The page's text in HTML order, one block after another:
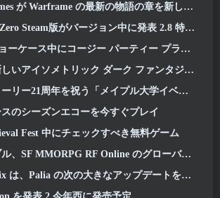
Warframe の最新の物語の章を新しいアニメ短編で公開
Steam版がバージョン中に発表 2.8 特別プログラム
ージー パーティー プラットフォーマー ゲーム Totopia を発表, ベータ版の募集を開始
メトリック ダーク ファンタジー MMORPG を発表, 無冠の残り火
リー21周年を祝う「メイプル大学イベント」
のシーズンエコーを今すぐプレイ
Fest 中にチェックすべき無料ゲーム
MMORPG RF Online のグローバル版事前登録を発表 Next
の次の大きなアップデートを紹介します The Royal Highlands